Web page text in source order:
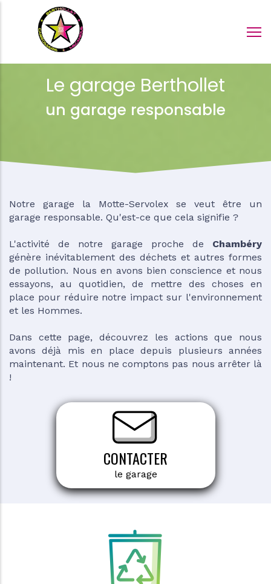
principal
Le garage Berthollet
un garage responsable
Notre garage la Motte-Servolex se veut être un
garage responsable. Qu'est-ce que cela signifie ?
L'activité de notre garage proche de Chambéry
génère inévitablement des déchets et autres formes
de pollution. Nous en avons bien conscience et nous
essayons, au quotidien, de mettre des choses en
place pour réduire notre impact sur l'environnement
et les Hommes.
Dans cette page, découvrez les actions que nous
avons déjà mis en place depuis plusieurs années
maintenant. Et nous ne comptons pas nous arrêter là
!
CONTACTER
le garage